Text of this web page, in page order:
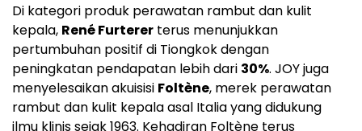
Di kategori produk perawatan rambut dan kulit
kepala, René Furterer terus menunjukkan
pertumbuhan positif di Tiongkok dengan
peningkatan pendapatan lebih dari 30%. JOY juga
menyelesaikan akuisisi Foltène, merek perawatan
rambut dan kulit kepala asal Italia yang didukung
ilmu klinis sejak 1963. Kehadiran Foltène terus